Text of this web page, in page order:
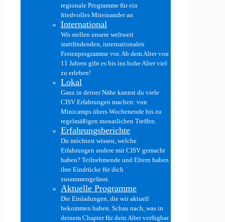
regionale Programme für ein
friedvolles Miteinander an.
International
Wir stellen unsere weltweit
stattfindenden, internationalen
Ferienprogramme vor. Ab dem Alter von
11 Jahren gibt es bis ins hohe Alter viel
zu erleben!
Lokal
Ganz in deiner Nähe kannst du viele
CISV Erfahrungen machen: von
Minicamps übers Wochenende bis zu
regelmäßigen monatlichen Treffen.
Erfahrungsberichte
Du möchtest wissen, welche
Erfahrungen andere mit CISV gemacht
haben? Teilnehmende und Eltern haben
ihre Eindrücke für dich
zusammengefasst.
Aktuelle Programme
Die Einladungen, die wir aktuell
bekommen haben. Schau nach, was in
deinem Chapter für dein Alter verfügbar